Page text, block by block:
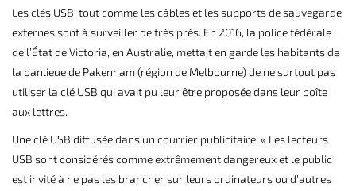
Les clés USB, tout comme les câbleset les supports de sauvegarde
externes sont à surveiller de très près. En 2016, la police fédérale
de l’État de Victoria, en Australie, mettait en garde les habitants de
la banlieue de Pakenham (région de Melbourne) de ne surtout pas
utiliser la clé USB qui avait pu leur être proposée dans leur boîte
aux lettres.
Une clé USB diffusée dans un courrier publicitaire. « Les lecteurs
USB sont considérés comme extrêmement dangereux et le public
est invité à ne pas les brancher sur leurs ordinateurs ou d’autres